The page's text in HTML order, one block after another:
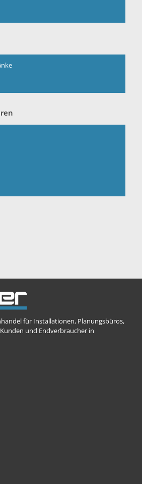
für Installationen, Planungsbüros,
und Endverbraucher in